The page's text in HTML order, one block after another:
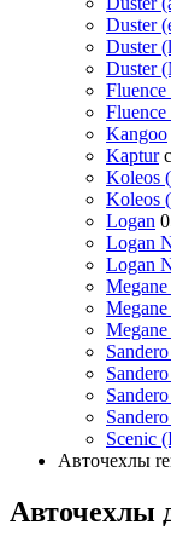
Duster
Duster
Duster
Kangoo
Kaptur
Koleos
Koleos
Logan
Logan
Logan
Megane
Scenic
Авточехлы
Авточехлы